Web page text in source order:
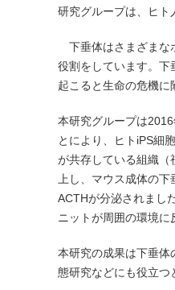
研究グループは、ヒト
下垂体はさまざまな
役割をしています。下
起こると生命の危機に
本研究グループは2016
とにより、ヒトiPS細
が共存している組織（
上し、マウス成体の下
ACTHが分泌されまし
ニットが周囲の環境に
本研究の成果は下垂体
態研究などにも役立つ